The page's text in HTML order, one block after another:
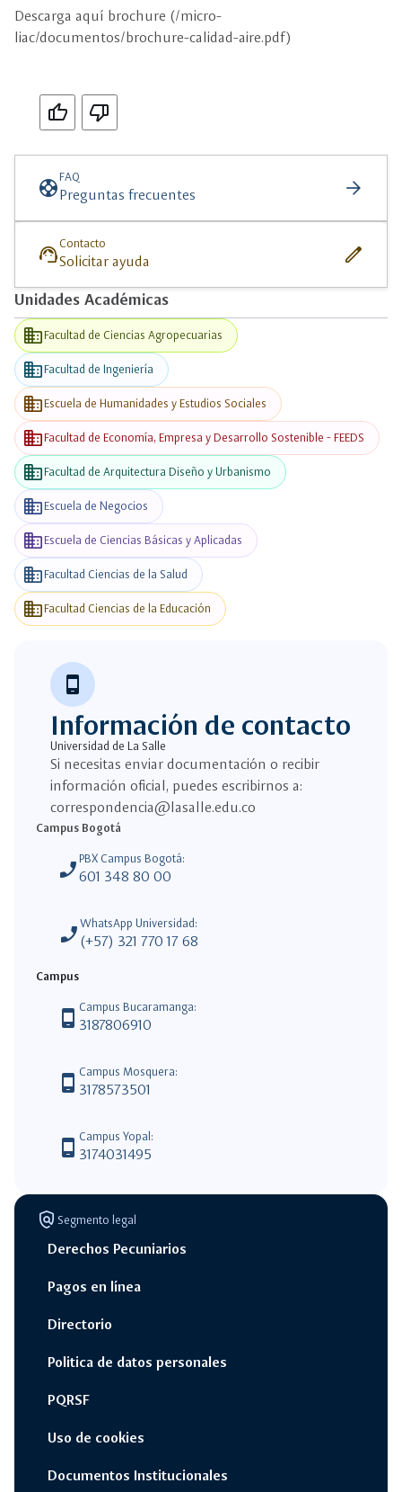
Descarga aquí brochure (/micro-
liac/documentos/brochure-calidad-aire.pdf)
Si No
supportFAQ
Preguntas frecuentes arrow_forward
support_agent Contacto
Solicitar ayuda edit
Unidades Académicas
businessFacultad de Ciencias Agropecuarias
businessFacultad de Ingeniería
businessEscuela de Humanidades y Estudios Sociales
businessFacultad de Economía, Empresa y Desarrollo Sostenible - FEEDS
businessFacultad de Arquitectura Diseño y Urbanismo
businessEscuela de Negocios
businessEscuela de Ciencias Básicas y Aplicadas
businessFacultad Ciencias de la Salud
businessFacultad Ciencias de la Educación
phone_android
Información de contacto
Universidad de La Salle
Si necesitas enviar documentación o recibir
información oficial, puedes escribirnos a:
correspondencia@lasalle.edu.co
Campus Bogotá
phone_enabled PBX Campus Bogotá:
601 348 80 00
phone_enabled WhatsApp Universidad:
(+57) 321 770 17 68
Campus
phone_android Campus Bucaramanga:
3187806910
phone_android Campus Mosquera:
3178573501
phone_android Campus Yopal:
3174031495
policy Segmento legal
Derechos Pecuniarios
Pagos en línea
Directorio
Politica de datos personales
PQRSF
Uso de cookies
Documentos Institucionales